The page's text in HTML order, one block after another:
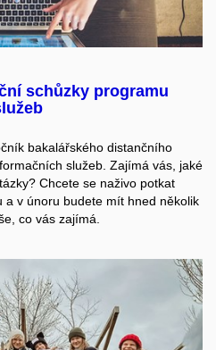
schůzky programu
bakalářského distančního
služeb. Zajímá vás, jaké
Chcete se naživo potkat
a v únoru budete mít hned několik
co vás zajímá.